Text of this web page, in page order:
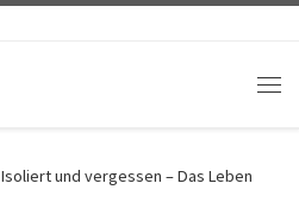
Isoliert und vergessen – Das Leben